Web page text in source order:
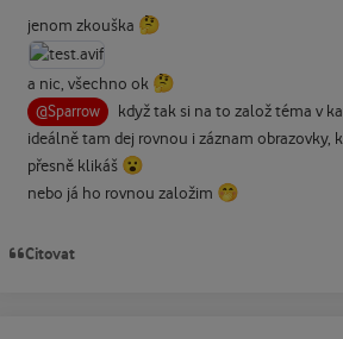
jenom zkouška 🤔
a nic, všechno ok 🤔
@Sparrow
když tak si na to založ téma v
ideálně tam dej rovnou i záznam obrazovky,
přesně klikáš 😮
nebo já ho rovnou založim 🤭
Citovat